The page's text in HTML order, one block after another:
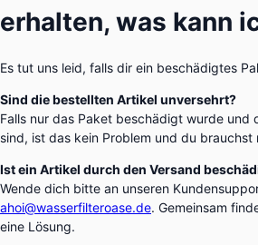
erhalten, was kann
Es tut uns leid, falls dir ein beschädigtes
Sind die bestellten Artikel unversehrt?
Falls nur das Paket beschädigt wurde und
sind, ist das kein Problem und du brauchst
Ist ein Artikel durch den Versand
Wende dich bitte an unseren
ahoi@wasserfilteroase.de. Gemeinsam
eine Lösung.